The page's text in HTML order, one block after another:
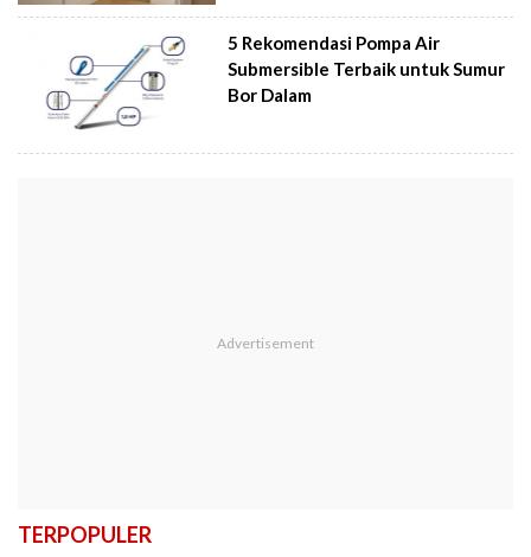
5 Rekomendasi Pompa Air
Submersible Terbaik untuk Sumur
Bor Dalam
TERPOPULER